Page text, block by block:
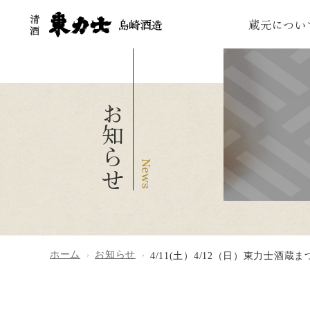
蔵元につい
お知らせ
ホーム お知らせ 4/11(土）4/12（日）東力士酒蔵